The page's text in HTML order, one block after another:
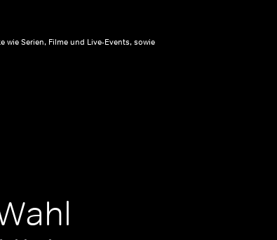
wie Serien, Filme und Live-Events, sowie